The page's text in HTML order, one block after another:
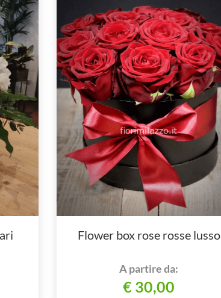
Flower box rose rosse lusso
A partire da:
€ 30,00